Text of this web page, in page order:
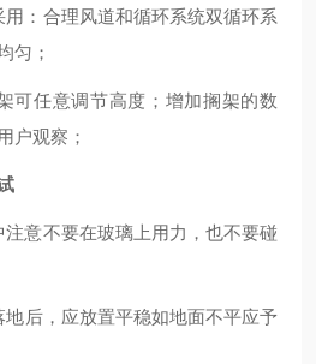
用：合理风道和循环系统双循环系
匀；
可任意调节高度；增加搁架的数
户观察；
注意不要在玻璃上用力，也不要碰
地后，应放置平稳如地面不平应予